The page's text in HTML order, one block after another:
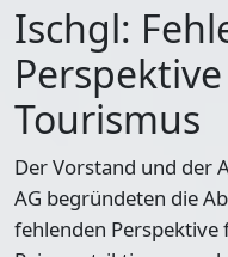
Ischgl:
Tourismus
Der Vorstand und der
AG begründeten die
fehlenden